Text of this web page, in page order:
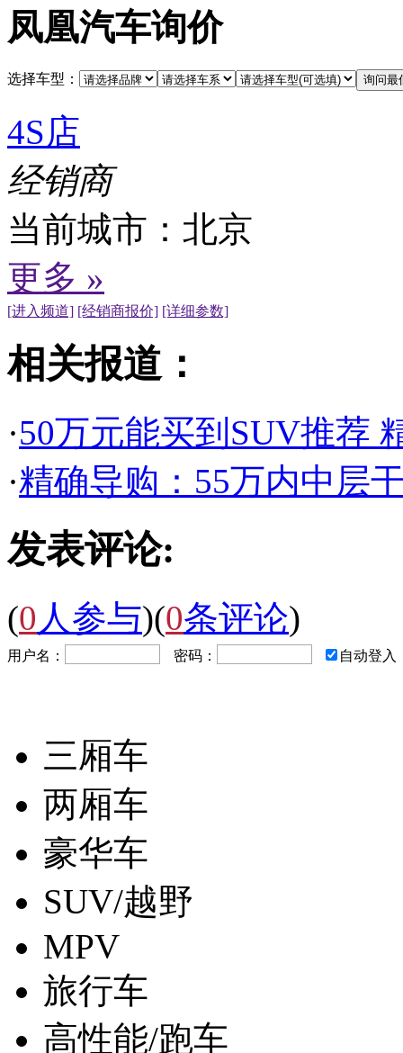
凤凰汽车询价
选择车型：
4S店
经销商
当前城市： 北京
更多 »
[进入频道] [经销商报价] [详细参数]
相关报道：
·50万元能买到SUV推荐
·精确导购：55万内中层
发表评论:
(0 人参与)(0条评论)
用户名： 密码： 自动登入
三厢车
两厢车
豪华车
SUV/越野
MPV
旅行车
高性能/跑车